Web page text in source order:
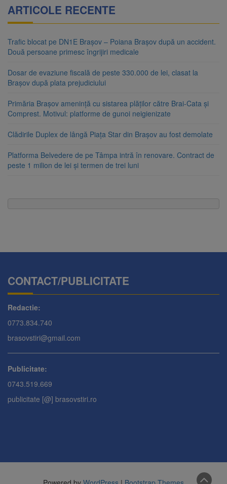
ARTICOLE RECENTE
Trafic blocat pe DN1E Brașov – Poiana Brașov după un accident.
Două persoane primesc îngrijiri medicale
Dosar de evaziune fiscală de peste 330.000 de lei, clasat la
Brașov după plata prejudiciului
Primăria Brașov amenință cu sistarea plăților către Brai-Cata și
Comprest. Motivul: platforme de gunoi neigienizate
Clădirile Duplex de lângă Piața Star din Brașov au fost demolate
Platforma Belvedere de pe Tâmpa intră în renovare. Contract de
peste 1 milion de lei și termen de trei luni
CONTACT/PUBLICITATE
Redactie:
0773.834.740
brasovstiri@gmail.com
Publicitate:
0743.519.669
publicitate [@] brasovstiri.ro